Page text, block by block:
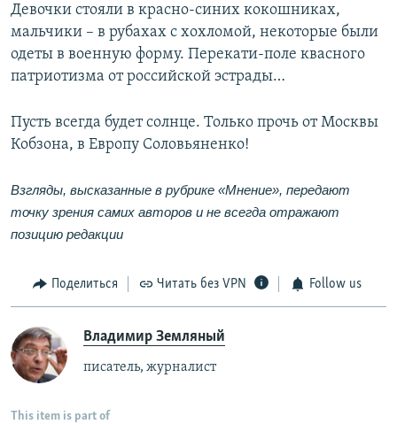
Девочки стояли в красно-синих кокошниках,
мальчики – в рубахах с хохломой, некоторые были
одеты в военную форму. Перекати-поле квасного
патриотизма от российской эстрады…
Пусть всегда будет солнце. Только прочь от Москвы
Кобзона, в Европу Соловьяненко!
Взгляды, высказанные в рубрике «Мнение», передают
точку зрения самих авторов и не всегда отражают
позицию редакции
Поделиться Читать без VPN Follow us
Владимир Земляный
писатель, журналист
This item is part of